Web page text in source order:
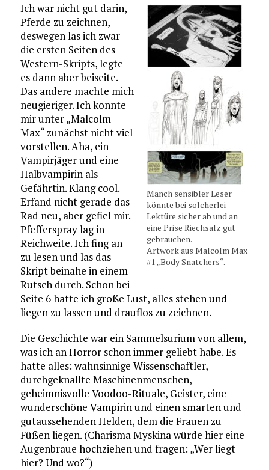
Manch sensibler Leser
könnte bei solcherlei
Lektüre sicher ab und an
eine Prise Riechsalz gut
gebrauchen.
Artwork aus Malcolm Max
#1 „Body Snatchers“.
Ich war nicht gut darin,
Pferde zu zeichnen,
deswegen las ich zwar
die ersten Seiten des
Western-Skripts, legte
es dann aber beiseite.
Das andere machte mich
neugieriger. Ich konnte
mir unter „Malcolm
Max“ zunächst nicht viel
vorstellen. Aha, ein
Vampirjäger und eine
Halbvampirin als
Gefährtin. Klang cool.
Erfand nicht gerade das
Rad neu, aber gefiel mir.
Pfefferspray lag in
Reichweite. Ich fing an
zu lesen und las das
Skript beinahe in einem
Rutsch durch. Schon bei
Seite 6 hatte ich große Lust, alles stehen und
liegen zu lassen und drauflos zu zeichnen.
Die Geschichte war ein Sammelsurium von allem,
was ich an Horror schon immer geliebt habe. Es
hatte alles: wahnsinnige Wissenschaftler,
durchgeknallte Maschinenmenschen,
geheimnisvolle Voodoo-Rituale, Geister, eine
wunderschöne Vampirin und einen smarten und
gutaussehenden Helden, dem die Frauen zu
Füßen liegen. (Charisma Myskina würde hier eine
Augenbraue hochziehen und fragen: „Wer liegt
hier? Und wo?“)